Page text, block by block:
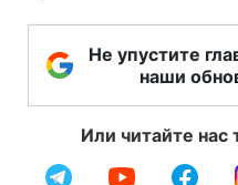
Не упустите
наши
Или читайте нас